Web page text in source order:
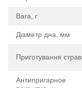
Вага, г
Діаметр дна, мм
Приготування страв
Антипригарное